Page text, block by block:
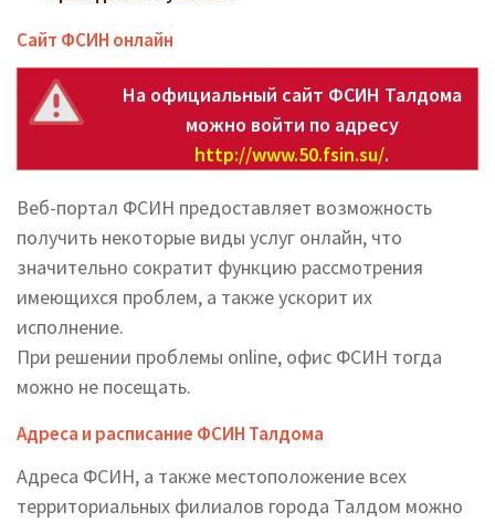
Сайт ФСИН онлайн
На официальный сайт ФСИН Талдома
можно войти по адресу
http://www.50.fsin.su/.
Веб-портал ФСИН предоставляет возможность
получить некоторые виды услуг онлайн, что
значительно сократит функцию рассмотрения
имеющихся проблем, а также ускорит их
исполнение.
При решении проблемы online, офис ФСИН тогда
можно не посещать.
Адреса и расписание ФСИН Талдома
Адреса ФСИН, а также местоположение всех
территориальных филиалов города Талдом можно